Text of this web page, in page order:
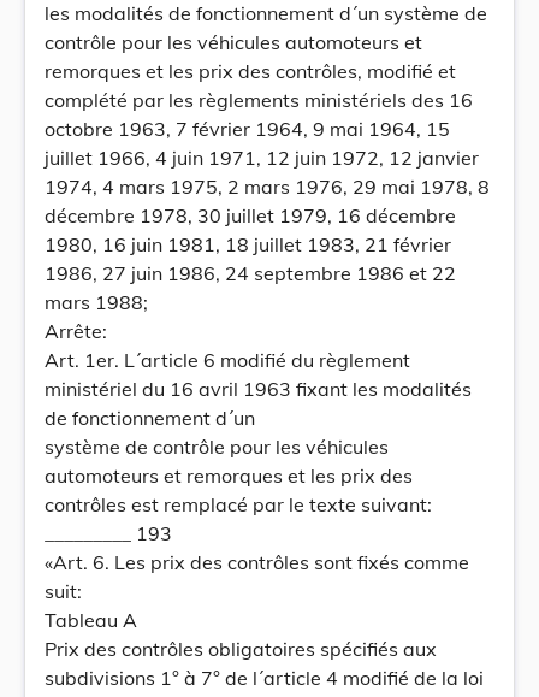
les modalités de fonctionnement d´un système de
contrôle pour les véhicules automoteurs et
remorques et les prix des contrôles, modifié et
complété par les règlements ministériels des 16
octobre 1963, 7 février 1964, 9 mai 1964, 15
juillet 1966, 4 juin 1971, 12 juin 1972, 12 janvier
1974, 4 mars 1975, 2 mars 1976, 29 mai 1978, 8
décembre 1978, 30 juillet 1979, 16 décembre
1980, 16 juin 1981, 18 juillet 1983, 21 février
1986, 27 juin 1986, 24 septembre 1986 et 22
mars 1988;
Arrête:
Art. 1er. L´article 6 modifié du règlement
ministériel du 16 avril 1963 fixant les modalités
de fonctionnement d´un
système de contrôle pour les véhicules
automoteurs et remorques et les prix des
contrôles est remplacé par le texte suivant:
_________ 193
«Art. 6. Les prix des contrôles sont fixés comme
suit:
Tableau A
Prix des contrôles obligatoires spécifiés aux
subdivisions 1° à 7° de l´article 4 modifié de la loi